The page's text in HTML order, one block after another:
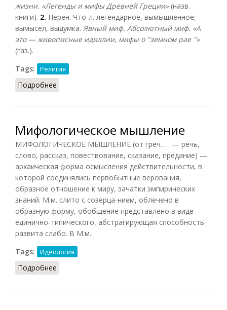
жизни. «Легенды и мифы Древней Греции»(назв.
книги). 2. Перен. Что-л. легендарное, вымышленное;
вымысел, выдумка. Явный миф. Абсолютный миф. «А
это — живописные идиллии, мифы о "земном рае "»
(газ.).
Tags:
Религия
Подробнее
Мифологическое мышление
МИФОЛОГИЧЕСКОЕ МЫШЛЕНИЕ (от греч. … — речь,
слово, рассказ, повествование, сказание, предание) —
архаическая форма осмысления действительности, в
которой соединялись первобытные верования,
образное отношение к миру, зачатки эмпирических
знаний. М.м. слито с созерца-нием, облечено в
образную форму, обобщение представлено в виде
единично-типического, абстрагирующая способность
развита слабо. В М.м.
Tags:
Идеология
Подробнее